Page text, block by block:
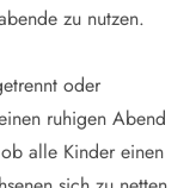
zu nutzen.
oder
ruhigen Abend
alle Kinder einen